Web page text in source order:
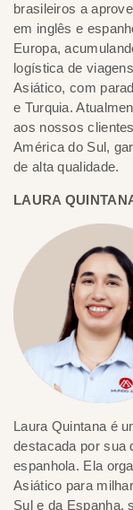
brasileiros a
em inglês e
Europa,
logística de
Asiático, com
e Turquia.
aos nossos
América do Sul,
de alta qualidade.
LAURA
Laura Quintana é
destacada por sua
espanhola. Ela
Asiático para
Sul e da Espanha,